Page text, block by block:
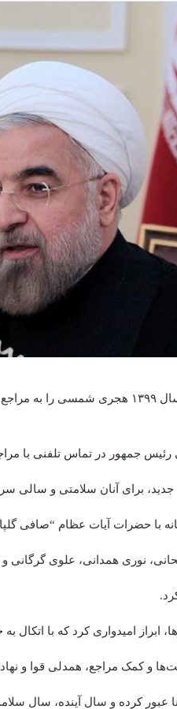
گفت.
برای آنان سلامتی و سالی
با حضرات آیات عظام “صافی
نوری همدانی، علوی گرگانی
ابراز امیدواری کرد که با اتکال
و کمک مراجع، همدلی قوا و
عبور کرده و سال آینده، سال